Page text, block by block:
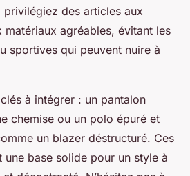
privilégiez des articles aux
matériaux agréables, évitant les
sportives qui peuvent nuire à
à intégrer : un pantalon
chemise ou un polo épuré et
un blazer déstructuré. Ces
une base solide pour un style à